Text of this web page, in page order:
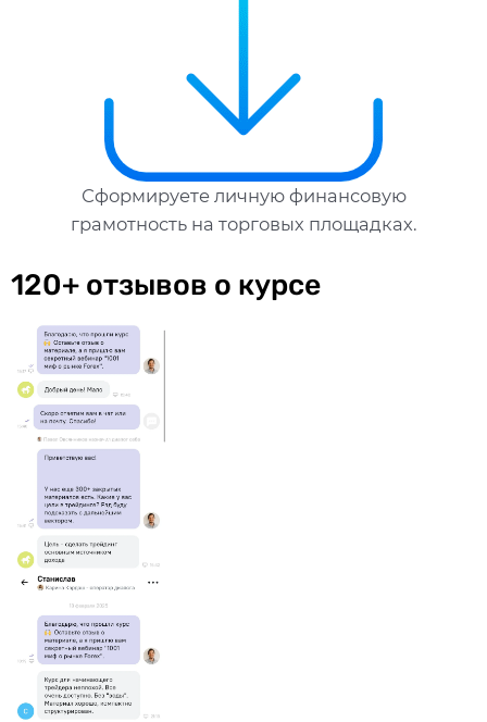
Сформируете личную финансовую
грамотность на торговых площадках.
120+ отзывов о курсе